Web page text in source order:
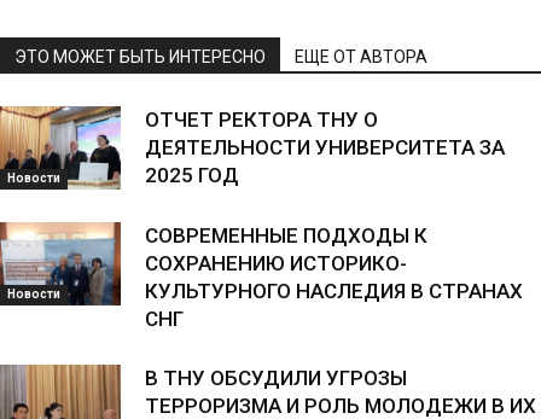
ЭТО МОЖЕТ БЫТЬ ИНТЕРЕСНО ЕЩЕ ОТ АВТОРА
Новости
ОТЧЕТ РЕКТОРА ТНУ О
ДЕЯТЕЛЬНОСТИ УНИВЕРСИТЕТА ЗА
2025 ГОД
Новости
СОВРЕМЕННЫЕ ПОДХОДЫ К
СОХРАНЕНИЮ ИСТОРИКО-
КУЛЬТУРНОГО НАСЛЕДИЯ В СТРАНАХ
СНГ
В ТНУ ОБСУДИЛИ УГРОЗЫ
ТЕРРОРИЗМА И РОЛЬ МОЛОДЕЖИ В ИХ